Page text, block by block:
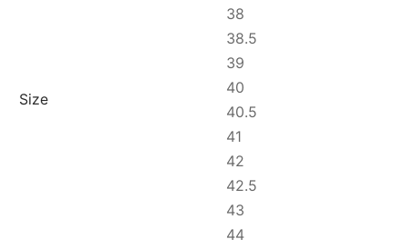
Size
38
38.5
39
40
40.5
41
42
42.5
43
44